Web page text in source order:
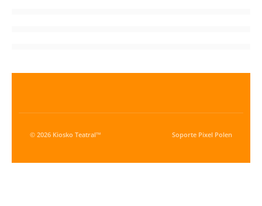
© 2026 Kiosko Teatral™ Soporte Pixel Polen